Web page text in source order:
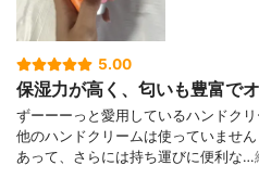
5.00
保湿力が高く、匂いも豊富で
ずーーーっと愛用しているハンドク
他のハンドクリームは使っていませ
あって、さらには持ち運びに便利な…